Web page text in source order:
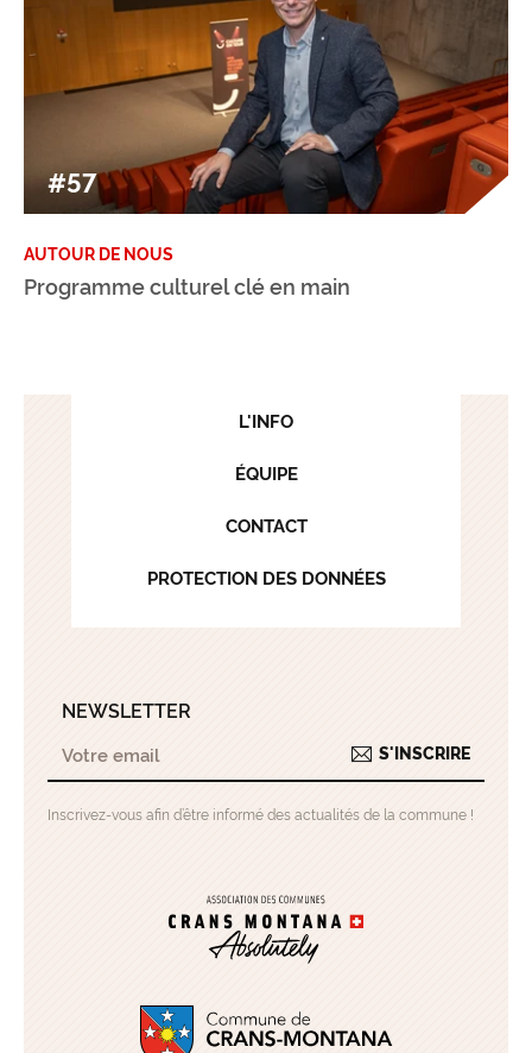
#57
AUTOUR DE NOUS
Programme culturel clé en main
L'INFO
ÉQUIPE
CONTACT
PROTECTION DES DONNÉES
NEWSLETTER
S'INSCRIRE
Inscrivez-vous afin d’être informé des actualités de la commune !